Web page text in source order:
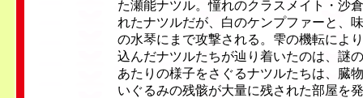
た瀬能ナツル。憧れのクラスメイト・沙
れたナツルだが、白のケンプファーと、
の水琴にまで攻撃される。雫の機転によ
込んだナツルたちが辿り着いたのは、謎
あたりの様子をさぐるナツルたちは、臓
いぐるみの残骸が大量に残された部屋を